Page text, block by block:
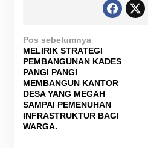
N
a
v
i
g
a
Pos sebelumnya
MELIRIK STRATEGI
PEMBANGUNAN KADES
PANGI PANGI
MEMBANGUN KANTOR
DESA YANG MEGAH
SAMPAI PEMENUHAN
INFRASTRUKTUR BAGI
WARGA.